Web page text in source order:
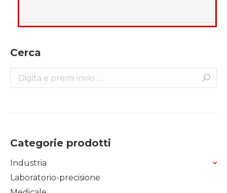
Cerca
Search:
Categorie prodotti
Industria
Laboratorio-precisione